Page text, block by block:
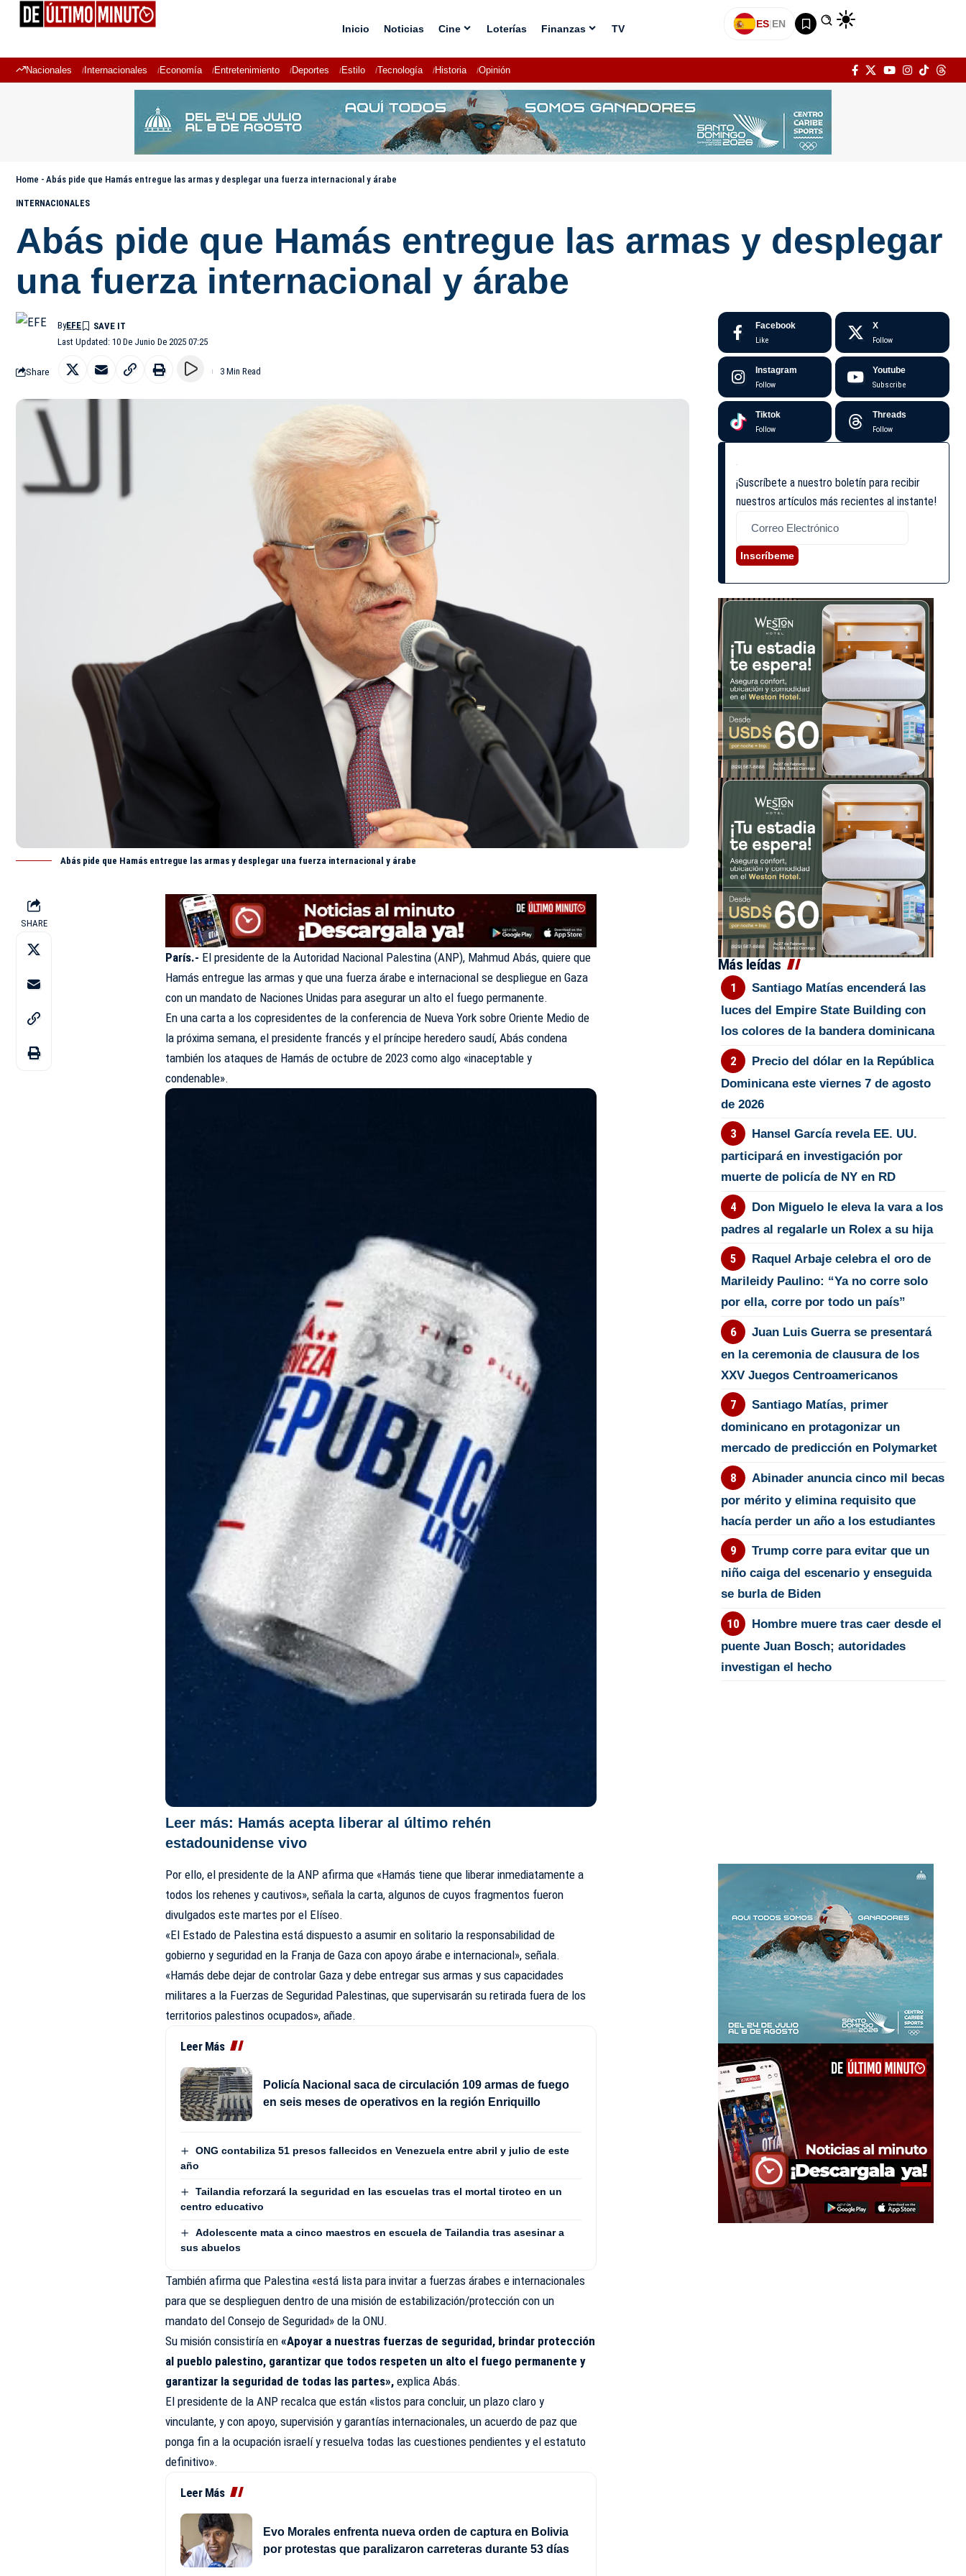
Inicio Noticias Cine Loterías Finanzas TV ES|EN
Nacionales Internacionales Economía Entretenimiento Deportes Estilo Tecnología Historia Opinión
Home - Abás pide que Hamás entregue las armas y desplegar una fuerza internacional y árabe
INTERNACIONALES
Abás pide que Hamás entregue las armas y desplegar
una fuerza internacional y árabe
Last Updated: 10 De Junio De 2025 07:25
ByEFE
Share 3 Min Read
Abás pide que Hamás entregue las armas y desplegar una fuerza internacional y árabe
SHARE
París.- El presidente de la Autoridad Nacional Palestina (ANP), Mahmud Abás, quiere que
Hamás entregue las armas y que una fuerza árabe e internacional se despliegue enGaza
con un mandato de Naciones Unidas para asegurar un alto el fuego permanente.
En una carta a los copresidentes de la conferencia de Nueva York sobre Oriente Medio de
la próxima semana, el presidente francés y el príncipe heredero saudí, Abás condena
también los ataques de Hamás de octubre de 2023 como algo «inaceptable y
condenable».
Leer más: Hamás acepta liberar al último rehén
estadounidense vivo
Por ello, el presidente de la ANP afirma que «Hamás tiene que liberar inmediatamente a
todos los rehenes y cautivos», señala la carta, algunos de cuyos fragmentos fueron
divulgados este martes por el Elíseo.
«El Estado de Palestina está dispuesto a asumir en solitario la responsabilidad de
gobierno y seguridad en la Franja de Gaza con apoyo árabe e internacional», señala.
«Hamás debe dejar de controlar Gaza y debe entregar sus armas y sus capacidades
militares a la Fuerzas de Seguridad Palestinas, que supervisarán su retirada fuera de los
territorios palestinos ocupados», añade.
Leer Más
Policía Nacional saca de circulación 109 armas de fuego
en seis meses de operativos en la región Enriquillo
ONG contabiliza 51 presos fallecidos en Venezuela entre abril y julio de este
año
Tailandia reforzará la seguridad en las escuelas tras el mortal tiroteo en un
centro educativo
Adolescente mata a cinco maestros en escuela de Tailandia tras asesinar a
sus abuelos
También afirma que Palestina «está lista para invitar a fuerzas árabes e internacionales
para que se desplieguen dentro de una misión de estabilización/protección con un
mandato del Consejo de Seguridad» de laONU.
Su misión consistiría en«Apoyar a nuestras fuerzas de seguridad, brindar protección
al pueblo palestino, garantizar que todos respeten un alto el fuego permanente y
garantizar la seguridad de todas las partes», explica Abás.
El presidente de la ANP recalca que están «listos para concluir, un plazo claro y
vinculante, y con apoyo, supervisión y garantías internacionales, un acuerdo de paz que
ponga fin a la ocupación israelí y resuelva todas las cuestiones pendientes y el estatuto
definitivo».
Leer Más
Evo Morales enfrenta nueva orden de captura en Bolivia
por protestas que paralizaron carreteras durante 53 días
Facebook
Like
X
Follow
Instagram
Follow
Youtube
Subscribe
Tiktok
Follow
Threads
Follow
¡Suscríbete a nuestro boletín para recibir
nuestros artículos más recientes al instante!
Inscríbeme
Más leídas
Santiago Matías encenderá las
luces del Empire State Building con
los colores de la bandera dominicana
Precio del dólar en la República
Dominicana este viernes 7 de agosto
de 2026
Hansel García revela EE. UU.
participará en investigación por
muerte de policía de NY en RD
Don Miguelo le eleva la vara a los
padres al regalarle un Rolex a su hija
Raquel Arbaje celebra el oro de
Marileidy Paulino: “Ya no corre solo
por ella, corre por todo un país”
Juan Luis Guerra se presentará
en la ceremonia de clausura de los
XXV Juegos Centroamericanos
Santiago Matías, primer
dominicano en protagonizar un
mercado de predicción en Polymarket
Abinader anuncia cinco mil becas
por mérito y elimina requisito que
hacía perder un año a los estudiantes
Trump corre para evitar que un
niño caiga del escenario y enseguida
se burla de Biden
Hombre muere tras caer desde el
puente Juan Bosch; autoridades
investigan el hecho